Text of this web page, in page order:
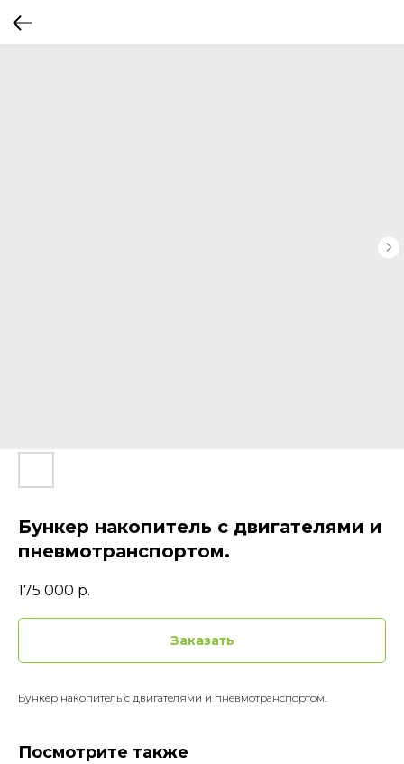
Бункер накопитель с двигателями и
пневмотранспортом.
175 000 р.
Заказать
Бункер накопитель с двигателями и пневмотранспортом.
Посмотрите также